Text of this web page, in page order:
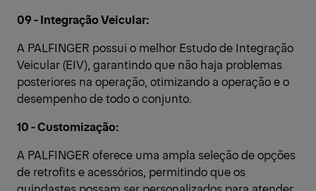
09 - Integração Veicular:
A PALFINGER possui o melhor Estudo de Integração
Veicular (EIV), garantindo que não haja problemas
posteriores na operação, otimizando a operação e o
desempenho de todo o conjunto.
10 - Customização:
A PALFINGER oferece uma ampla seleção de opções
de retrofits e acessórios, permitindo que os